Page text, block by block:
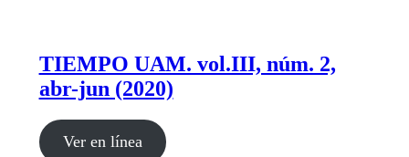
TIEMPO UAM. vol.III, núm. 2,
abr-jun (2020)
Ver en línea